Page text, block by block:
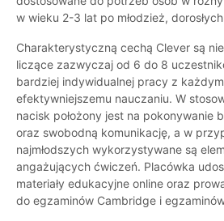
w wieku 2-3 lat po młodzież,
Charakterystyczną cechą Clever są
liczące zazwyczaj od 6 do 8
bardziej indywidualnej pracy z każdym
efektywniejszemu nauczaniu. W
nacisk położony jest na pokonywanie
oraz swobodną komunikację, a w
najmłodszych wykorzystywane są
angażujących ćwiczeń. Placówka
materiały edukacyjne online oraz
do egzaminów Cambridge i